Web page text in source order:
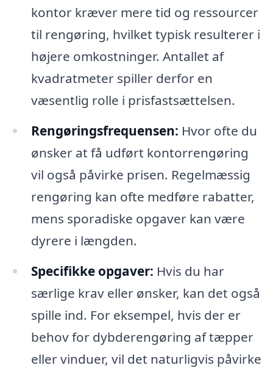
kontor kræver mere tid og ressourcer
til rengøring, hvilket typisk resulterer i
højere omkostninger. Antallet af
kvadratmeter spiller derfor en
væsentlig rolle i prisfastsættelsen.
Rengøringsfrequensen: Hvor ofte du
ønsker at få udført kontorrengøring
vil også påvirke prisen. Regelmæssig
rengøring kan ofte medføre rabatter,
mens sporadiske opgaver kan være
dyrere i længden.
Specifikke opgaver: Hvis du har
særlige krav eller ønsker, kan det også
spille ind. For eksempel, hvis der er
behov for dybderengøring af tæpper
eller vinduer, vil det naturligvis påvirke